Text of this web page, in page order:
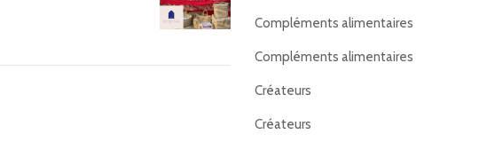
Compléments alimentaires
Compléments alimentaires
Créateurs
Créateurs